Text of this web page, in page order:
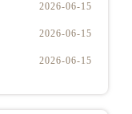
2026-06-15
2026-06-15
2026-06-15